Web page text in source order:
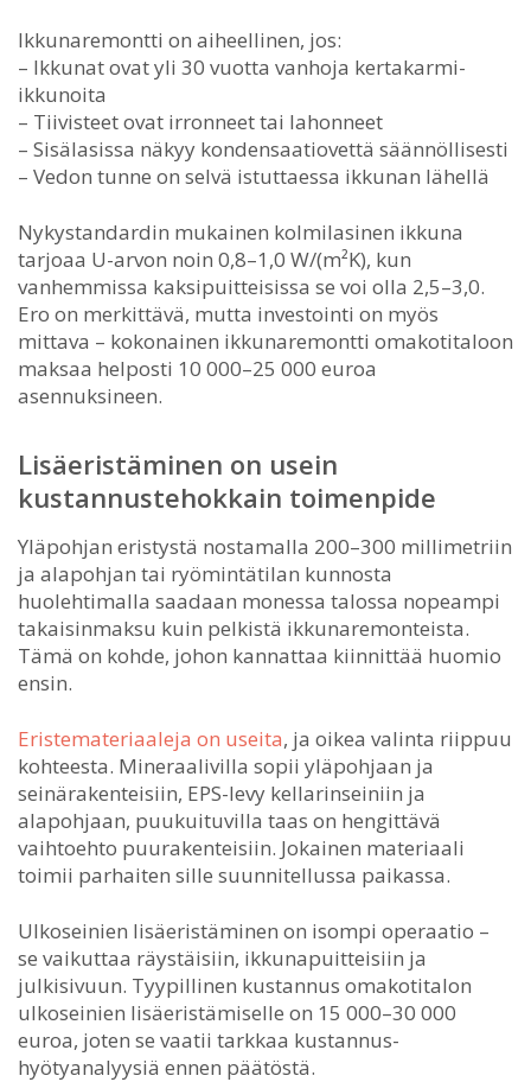
Ikkunaremontti on aiheellinen, jos:
– Ikkunat ovat yli 30 vuotta vanhoja kertakarmi-
ikkunoita
– Tiivisteet ovat irronneet tai lahonneet
– Sisälasissa näkyy kondensaatiovettä säännöllisesti
– Vedon tunne on selvä istuttaessa ikkunan lähellä
Nykystandardin mukainen kolmilasinen ikkuna
tarjoaa U-arvon noin 0,8–1,0 W/(m²K), kun
vanhemmissa kaksipuitteisissa se voi olla 2,5–3,0.
Ero on merkittävä, mutta investointi on myös
mittava – kokonainen ikkunaremontti omakotitaloon
maksaa helposti 10 000–25 000 euroa
asennuksineen.
Lisäeristäminen on usein
kustannustehokkain toimenpide
Yläpohjan eristystä nostamalla 200–300 millimetriin
ja alapohjan tai ryömintätilan kunnosta
huolehtimalla saadaan monessa talossa nopeampi
takaisinmaksu kuin pelkistä ikkunaremonteista.
Tämä on kohde, johon kannattaa kiinnittää huomio
ensin.
Eristemateriaaleja on useita, ja oikea valinta riippuu
kohteesta. Mineraalivilla sopii yläpohjaan ja
seinärakenteisiin, EPS-levy kellarinseiniin ja
alapohjaan, puukuituvilla taas on hengittävä
vaihtoehto puurakenteisiin. Jokainen materiaali
toimii parhaiten sille suunnitellussa paikassa.
Ulkoseinien lisäeristäminen on isompi operaatio –
se vaikuttaa räystäisiin, ikkunapuitteisiin ja
julkisivuun. Tyypillinen kustannus omakotitalon
ulkoseinien lisäeristämiselle on 15 000–30 000
euroa, joten se vaatii tarkkaa kustannus-
hyötyanalyysiä ennen päätöstä.